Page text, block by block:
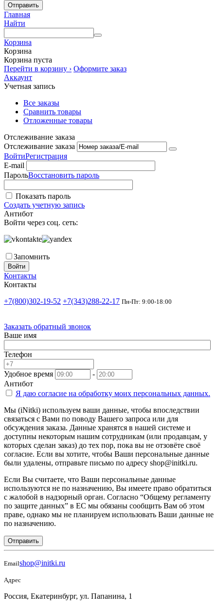
Отправить
Главная
Найти
Корзина
Корзина
Корзина пуста
Перейти в корзину › Оформите заказ
Аккаунт
Учетная запись
Все заказы
Сравнить товары
Отложенные товары
Отслеживание заказа
Отслеживание заказа
ВойтиРегистрация
E-mail
ПарольВосстановить пароль
Показать пароль
Создать учетную запись
Антибот
Войти через соц. сеть:
Запомнить
Войти
Контакты
Контакты
+7(800)302-19-52 +7(343)288-22-17 Пн-Пт: 9:00-18:00
Заказать обратный звонок
Ваше имя
Телефон
Удобное время
-
Антибот
Я даю согласие на обработку моих персональных данных.
Мы (iNitki) используем ваши данные, чтобы впоследствии
связаться с Вами по поводу Вашего запроса или для
обсуждения заказа. Данные хранятся в нашей системе и
доступны некоторым нашим сотрудникам (или продавцам, у
которых сделан заказ) до тех пор, пока вы не отзовёте своё
согласие. Если вы хотите, чтобы Ваши персональные данные
были удалены, отправьте письмо по адресу shop@initki.ru.
Если Вы считаете, что Ваши персональные данные
используются не по назначению, Вы имеете право обратиться
с жалобой в надзорный орган. Согласно “Общему регламенту
по защите данных” в ЕС мы обязаны сообщить Вам об этом
праве, однако мы не планируем использовать Ваши данные не
по назначению.
Отправить
Emailshop@initki.ru
Адрес
Россия, Екатеринбург, ул. Папанина, 1